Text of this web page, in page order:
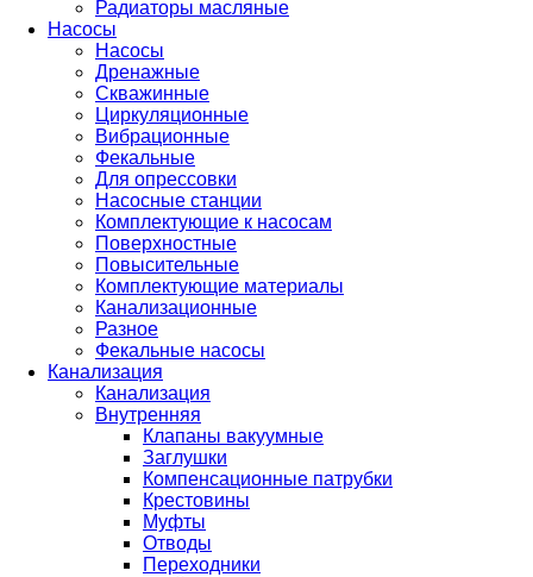
Радиаторы масляные
Насосы
Насосы
Дренажные
Скважинные
Циркуляционные
Вибрационные
Фекальные
Для опрессовки
Насосные станции
Комплектующие к насосам
Поверхностные
Повысительные
Комплектующие материалы
Канализационные
Разное
Фекальные насосы
Канализация
Канализация
Внутренняя
Клапаны вакуумные
Заглушки
Компенсационные патрубки
Крестовины
Муфты
Отводы
Переходники